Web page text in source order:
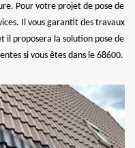
Pour votre projet de pose de
Il vous garantit des travaux
proposera la solution pose de
si vous êtes dans le 68600.